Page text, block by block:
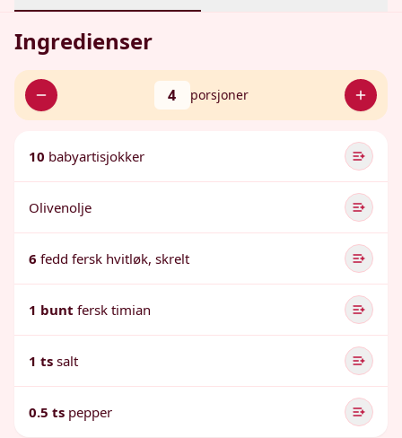
Ingredienser
4 porsjoner
10 babyartisjokker
Olivenolje
6 fedd fersk hvitløk, skrelt
1 bunt fersk timian
1 ts salt
0.5 ts pepper